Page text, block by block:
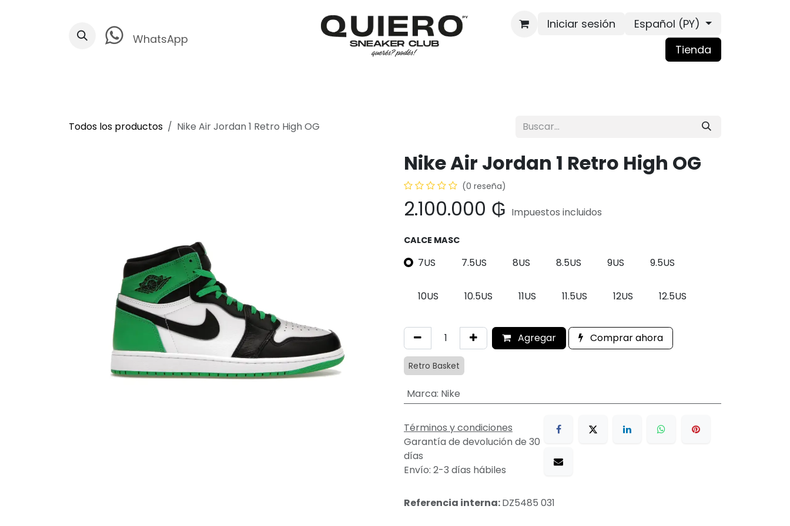
WhatsApp
Iniciar sesión
Español (PY)
Tienda
Todos los productos Nike Air Jordan 1 Retro High OG
Nike Air Jordan 1 Retro High OG
(0 reseña)
2.100.000 ₲ Impuestos incluidos
CALCE MASC
7US 7.5US 8US 8.5US 9US 9.5US
10US 10.5US 11US 11.5US 12US 12.5US
Agregar Comprar ahora
Retro Basket
Marca: Nike
Términos y condiciones
Garantía de devolución de 30
días
Envío: 2-3 días hábiles
Referencia interna:DZ5485 031